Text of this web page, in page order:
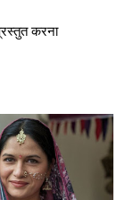
करना